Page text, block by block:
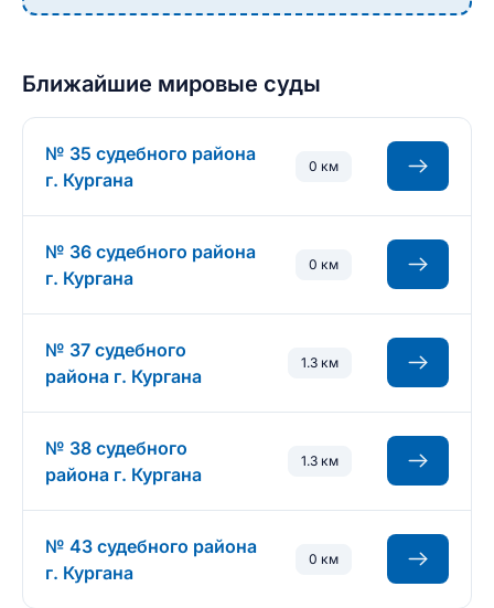
Ближайшие мировые суды
№ 35 судебного района
г. Кургана
0 км
№ 36 судебного района
г. Кургана
0 км
№ 37 судебного
района г. Кургана
1.3 км
№ 38 судебного
района г. Кургана
1.3 км
№ 43 судебного района
г. Кургана
0 км